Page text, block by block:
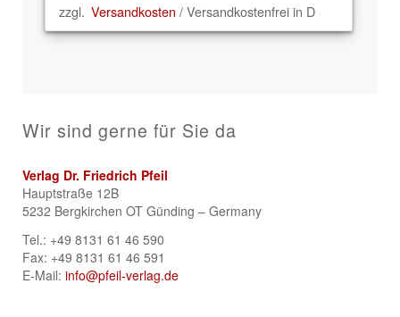
zzgl. Versandkosten / Versandkostenfrei in D
Wir sind gerne für Sie da
Verlag Dr. Friedrich Pfeil
Hauptstraße 12B
5232 Bergkirchen OT Günding – Germany
Tel.: +49 8131 61 46 590
Fax: +49 8131 61 46 591
E-Mail: info@pfeil-verlag.de